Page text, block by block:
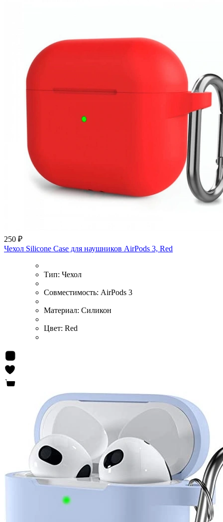
250 ₽
Чехол Silicone Case для наушников AirPods 3, Red
Тип: Чехол
Совместимость: AirPods 3
Материал: Силикон
Цвет: Red